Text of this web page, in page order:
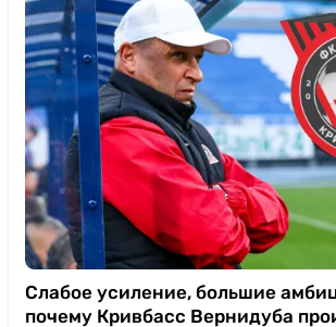
Слабое усиление, большие
почему Кривбасс Вернидуба